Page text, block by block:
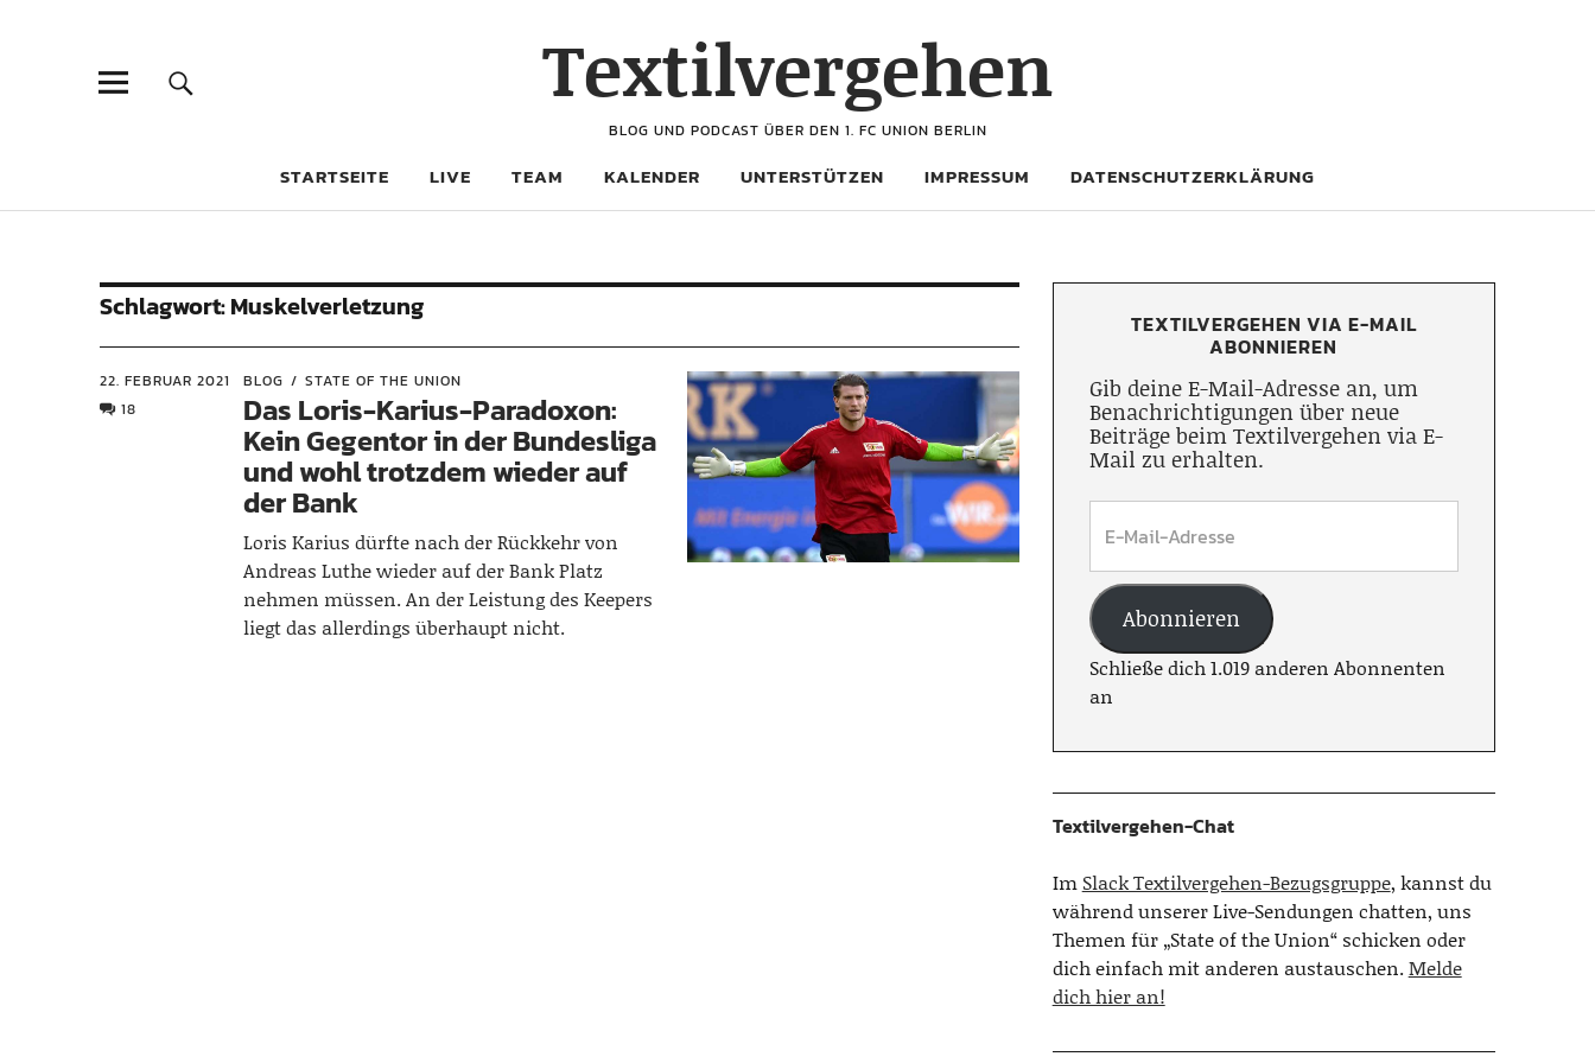
Textilvergehen
BLOG UND PODCAST ÜBER DEN 1. FC UNION BERLIN
STARTSEITE LIVE TEAM KALENDER UNTERSTÜTZEN IMPRESSUM DATENSCHUTZERKLÄRUNG
Schlagwort:Muskelverletzung
22. FEBRUAR 2021
18
BLOG STATE OF THE UNION
Das Loris-Karius-Paradoxon:
Kein Gegentor in der Bundesliga
und wohl trotzdem wieder auf
der Bank
Loris Karius dürfte nach der Rückkehr von
Andreas Luthe wieder auf der Bank Platz
nehmen müssen. An der Leistung des Keepers
liegt das allerdings überhaupt nicht.
TEXTILVERGEHEN VIA E-MAIL
ABONNIEREN
Gib deine E-Mail-Adresse an, um
Benachrichtigungen über neue
Beiträge beim Textilvergehen via E-
Mail zu erhalten.
Abonnieren
Schließe dich 1.019 anderen Abonnenten
an
Textilvergehen-Chat
Im Slack Textilvergehen-Bezugsgruppe, kannst du
während unserer Live-Sendungen chatten, uns
Themen für „State of the Union“ schicken oder
dich einfach mit anderen austauschen.Melde
dich hier an!